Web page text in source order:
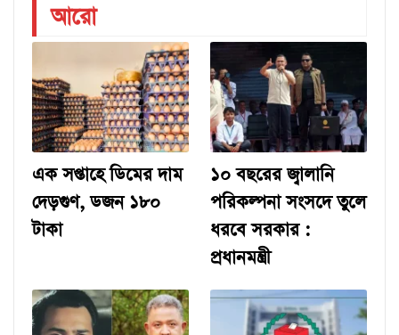
আরো
এক সপ্তাহে ডিমের দাম
দেড়গুণ, ডজন ১৮০
টাকা
১০ বছরের জ্বালানি
পরিকল্পনা সংসদে তুলে
ধরবে সরকার :
প্রধানমন্ত্রী